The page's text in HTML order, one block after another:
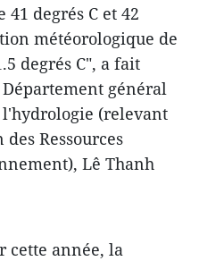
degrés C et 42
météorologique de
degrés C", a fait
général
(relevant
Ressources
Lê Thanh
cette année, la